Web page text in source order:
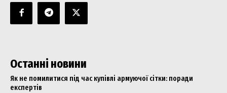
Останні новини
Як не помилитися під час купівлі армуючої сітки: поради
експертів